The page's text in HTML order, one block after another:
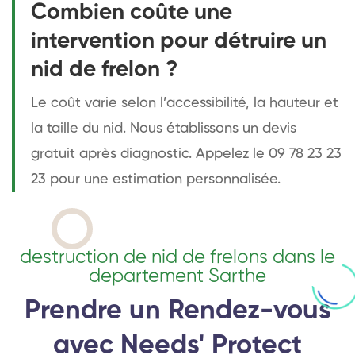
Combien coûte une
intervention pour détruire un
nid de frelon ?
Le coût varie selon l’accessibilité, la hauteur et
la taille du nid. Nous établissons un devis
gratuit après diagnostic. Appelez le 09 78 23 23
23 pour une estimation personnalisée.
destruction de nid de frelons dans le
departement Sarthe
Prendre un Rendez-vous
avec Needs' Protect